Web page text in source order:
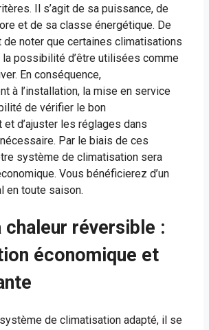
Il s’agit de sa puissance, de
et de sa classe énergétique. De
de noter que certaines climatisations
possibilité d’être utilisées comme
En conséquence,
à l’installation, la mise en service
de vérifier le bon
d’ajuster les réglages dans
Par le biais de ces
système de climatisation sera
Vous bénéficierez d’un
en toute saison.
chaleur réversible :
économique et
de climatisation adapté, il se